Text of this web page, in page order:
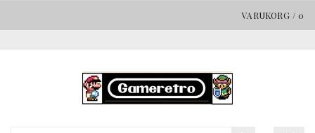
VARUKORG / 0